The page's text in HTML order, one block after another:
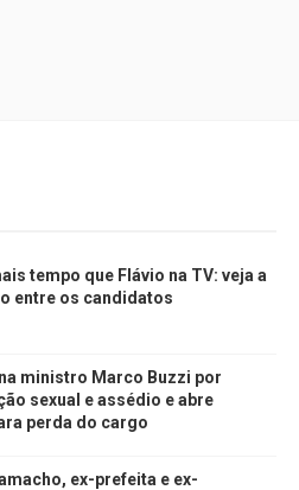
tempo que Flávio na TV: veja a
entre os candidatos
ministro Marco Buzzi por
sexual e assédio e abre
perda do cargo
ex-prefeita e ex-